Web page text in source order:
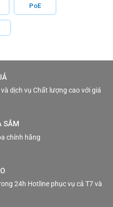
PoE
dịch vụ Chất lượng cao với giá
SẮM
chính hãng
24h Hotline phục vụ cả T7 và